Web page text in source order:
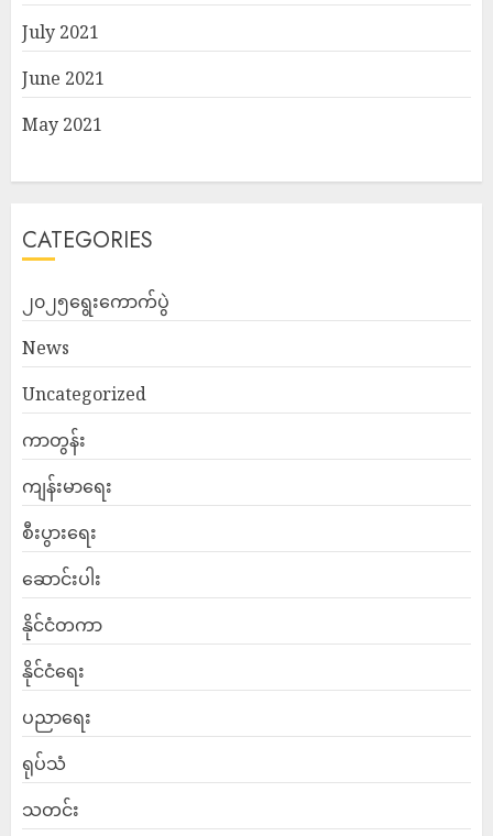
July 2021
June 2021
May 2021
CATEGORIES
၂၀၂၅ရွေးကောက်ပွဲ
News
Uncategorized
ကာတွန်း
ကျန်းမာရေး
စီးပွားရေး
ဆောင်းပါး
နိုင်ငံတကာ
နိုင်ငံရေး
ပညာရေး
ရုပ်သံ
သတင်း